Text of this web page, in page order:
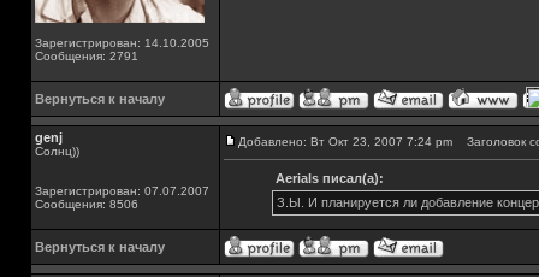
Зарегистрирован: 14.10.2005
Сообщения: 2791
Вернуться к началу
genj
Солнц))
Зарегистрирован: 07.07.2007
Сообщения: 8506
Добавлено: Вт Окт 23, 2007 7:24 pm Заголовок
Aerials писал(а):
З.Ы. И планируется ли добавление
Вернуться к началу